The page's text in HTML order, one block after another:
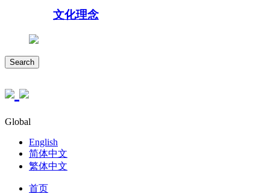
文化理念
Search
Global
English
简体中文
繁体中文
首页